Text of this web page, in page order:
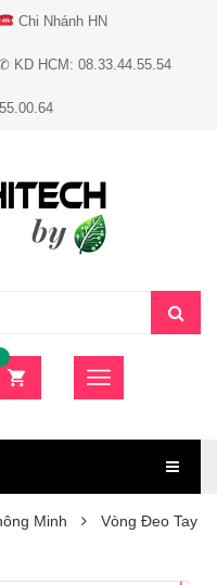
Chi Nhánh HN
KD HCM: 08.33.44.55.54
Minh Vòng Đeo Tay